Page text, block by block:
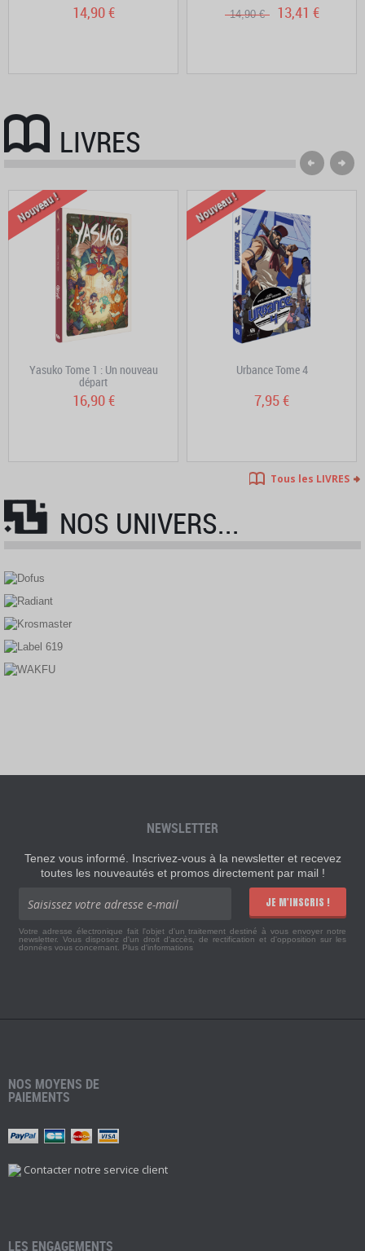
14,90 € 14,90 € 13,41 €
LIVRES
Nouveau !
Yasuko Tome 1 : Un nouveau
départ
16,90 €
Nouveau !
Urbance Tome 4
7,95 €
Tous les LIVRES
NOS UNIVERS...
NEWSLETTER
Tenez vous informé. Inscrivez-vous à la newsletter et recevez
toutes les nouveautés et promos directement par mail !
JE M'INSCRIS !
Votre adresse électronique fait l'objet d'un traitement destiné à vous envoyer notre
newsletter. Vous disposez d'un droit d'accès, de rectification et d'opposition sur les
données vous concernant. Plus d'informations
NOS MOYENS DE
PAIEMENTS
Contacter notre service client
LES ENGAGEMENTS